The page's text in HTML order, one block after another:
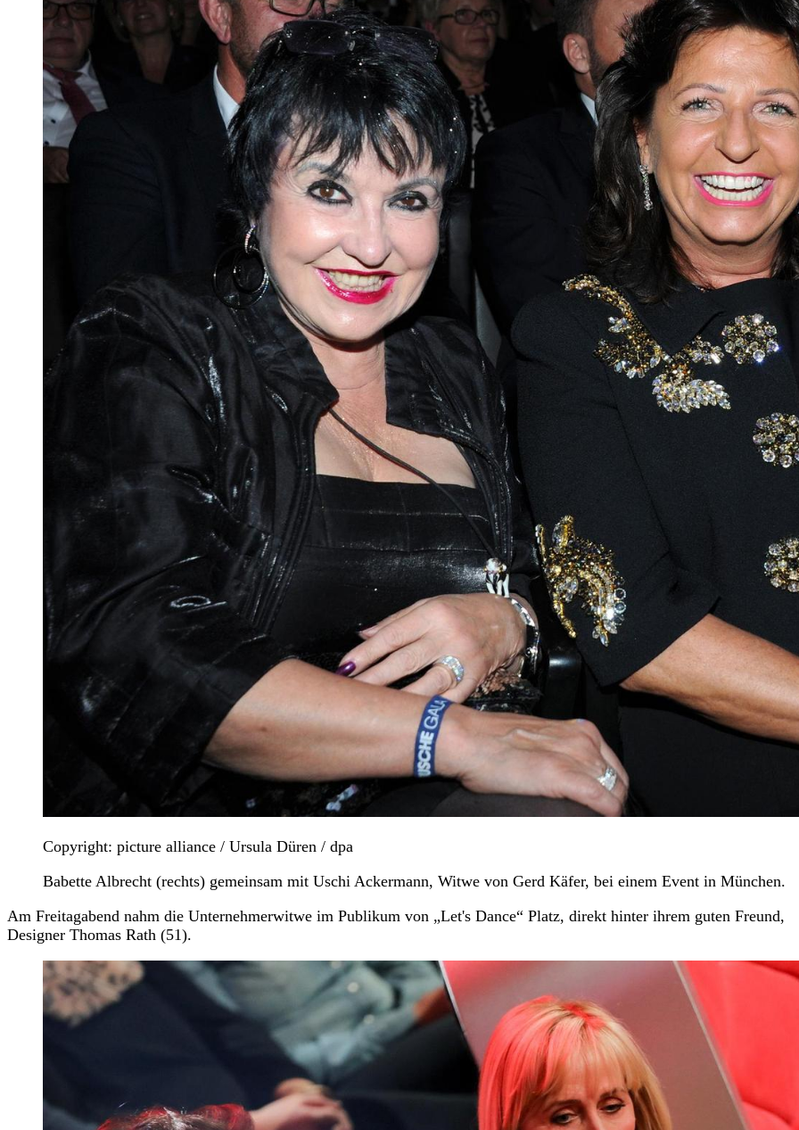
Copyright: picture alliance / Ursula Düren / dpa
Babette Albrecht (rechts) gemeinsam mit Uschi Ackermann, Witwe von Gerd Käfer, bei einem Event in München.
Am Freitagabend nahm die Unternehmerwitwe im Publikum von „Let's Dance“ Platz, direkt hinter ihrem guten Freund,
Designer Thomas Rath (51).